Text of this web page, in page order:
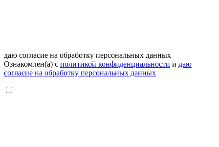
даю согласие на обработку персональных данных
Ознакомлен(а) с политикой конфиденциальности и даю
согласие на обработку персональных данных